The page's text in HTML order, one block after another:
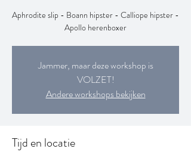
Aphrodite slip - Boann hipster - Calliope hipster -
Apollo herenboxer
Jammer, maar deze workshop is
VOLZET!
Andere workshops bekijken
Tijd en locatie